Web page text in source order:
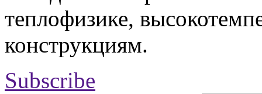
теплофизике,
конструкциям.
Subscribe